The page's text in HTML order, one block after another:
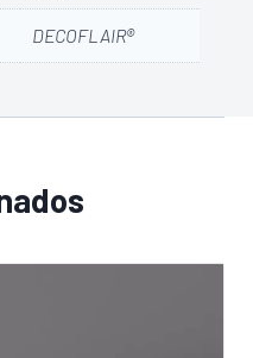
DECOFLAIR®